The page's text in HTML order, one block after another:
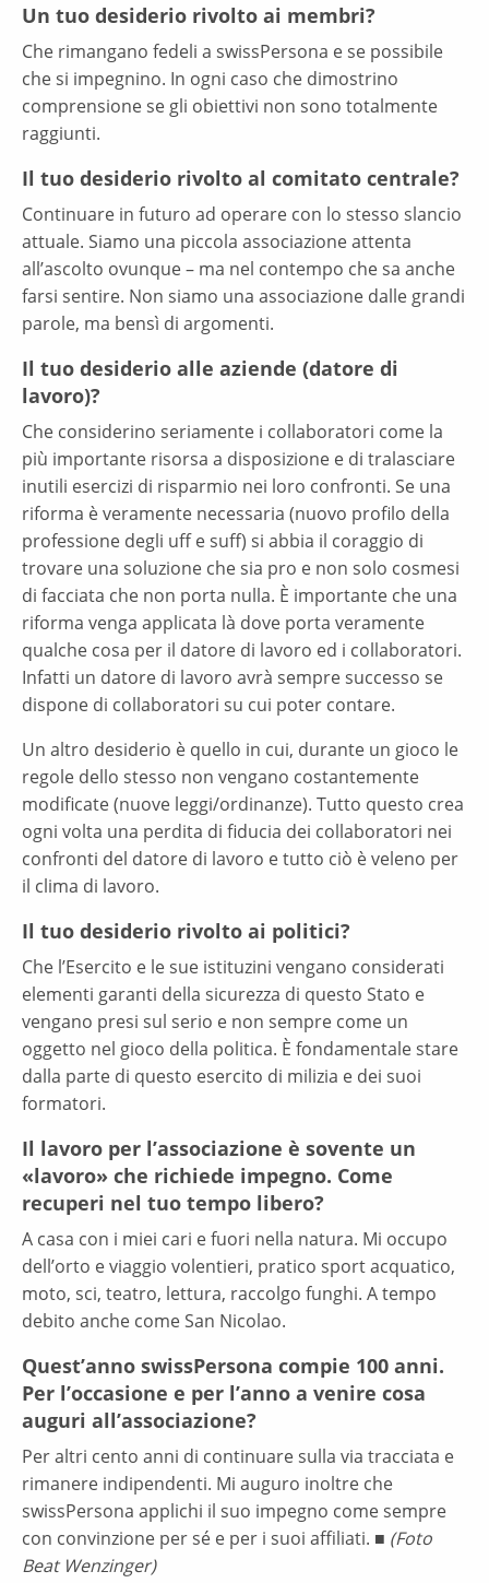
Un tuo desiderio rivolto ai membri?
Che rimangano fedeli a swissPersona e se possibile
che si impegnino. In ogni caso che dimostrino
comprensione se gli obiettivi non sono totalmente
raggiunti.
Il tuo desiderio rivolto al comitato centrale?
Continuare in futuro ad operare con lo stesso slancio
attuale. Siamo una piccola associazione attenta
all’ascolto ovunque – ma nel contempo che sa anche
farsi sentire. Non siamo una associazione dalle grandi
parole, ma bensì di argomenti.
Il tuo desiderio alle aziende (datore di
lavoro)?
Che considerino seriamente i collaboratori come la
più importante risorsa a disposizione e di tralasciare
inutili esercizi di risparmio nei loro confronti. Se una
riforma è veramente necessaria (nuovo profilo della
professione degli uff e suff) si abbia il coraggio di
trovare una soluzione che sia pro e non solo cosmesi
di facciata che non porta nulla. È importante che una
riforma venga applicata là dove porta veramente
qualche cosa per il datore di lavoro ed i collaboratori.
Infatti un datore di lavoro avrà sempre successo se
dispone di collaboratori su cui poter contare.
Un altro desiderio è quello in cui, durante un gioco le
regole dello stesso non vengano costantemente
modificate (nuove leggi/ordinanze). Tutto questo crea
ogni volta una perdita di fiducia dei collaboratori nei
confronti del datore di lavoro e tutto ciò è veleno per
il clima di lavoro.
Il tuo desiderio rivolto ai politici?
Che l’Esercito e le sue istituzini vengano considerati
elementi garanti della sicurezza di questo Stato e
vengano presi sul serio e non sempre come un
oggetto nel gioco della politica. È fondamentale stare
dalla parte di questo esercito di milizia e dei suoi
formatori.
Il lavoro per l’associazione è sovente un
«lavoro» che richiede impegno. Come
recuperi nel tuo tempo libero?
A casa con i miei cari e fuori nella natura. Mi occupo
dell’orto e viaggio volentieri, pratico sport acquatico,
moto, sci, teatro, lettura, raccolgo funghi. A tempo
debito anche come San Nicolao.
Quest’anno swissPersona compie 100 anni.
Per l’occasione e per l’anno a venire cosa
auguri all’associazione?
Per altri cento anni di continuare sulla via tracciata e
rimanere indipendenti. Mi auguro inoltre che
swissPersona applichi il suo impegno come sempre
con convinzione per sé e per i suoi affiliati. ■ (Foto
Beat Wenzinger)